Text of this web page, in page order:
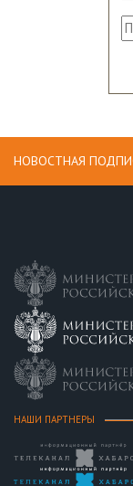
НОВОСТНАЯ
НАШИ ПАРТНЕРЫ